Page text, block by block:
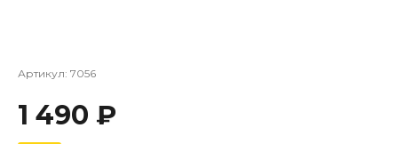
Артикул: 7056
1 490 ₽